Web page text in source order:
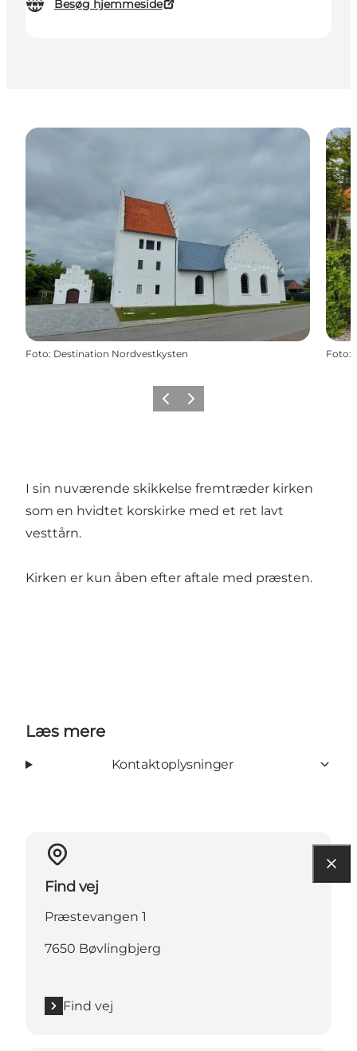
Besøg hjemmeside
Foto: Destination Nordvestkysten Foto:
ForrigeNæste
I sin nuværende skikkelse fremtræder kirken
som en hvidtet korskirke med et ret lavt
vesttårn.
Kirken er kun åben efter aftale med præsten.
Læs mere
Kontaktoplysninger
Find vej
Præstevangen 1
7650 Bøvlingbjerg
Find vej